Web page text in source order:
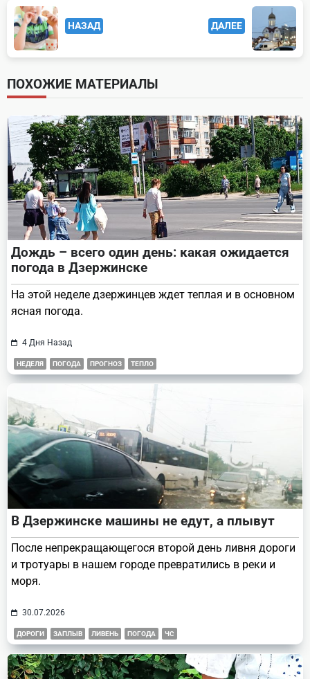
<span
class="nav-
subtitle
screen-
reader-
text">Page</span>
НАЗАД ДАЛЕЕ
ПОХОЖИЕ МАТЕРИАЛЫ
Дождь – всего один день: какая ожидается
погода в Дзержинске
На этой неделе дзержинцев ждет теплая и в основном
ясная погода.
4 Дня Назад
НЕДЕЛЯ ПОГОДА ПРОГНОЗ ТЕПЛО
В Дзержинске машины не едут, а плывут
После непрекращающегося второй день ливня дороги
и тротуары в нашем городе превратились в реки и
моря.
30.07.2026
ДОРОГИ ЗАПЛЫВ ЛИВЕНЬ ПОГОДА ЧС